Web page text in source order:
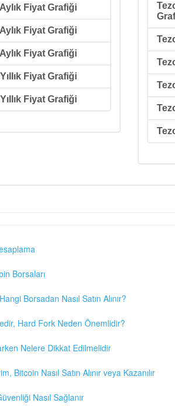
Fiyat Grafiği
Fiyat Grafiği
Fiyat Grafiği
Fiyat Grafiği
Fiyat Grafiği
Borsaları
Borsadan Nasıl Satın Alınır?
Hard Fork Neden Önemlidir?
Nelere Dikkat Edilmelidir
Bitcoin Nasıl Satın Alınır veya Kazanılır
Nasıl Sağlanır